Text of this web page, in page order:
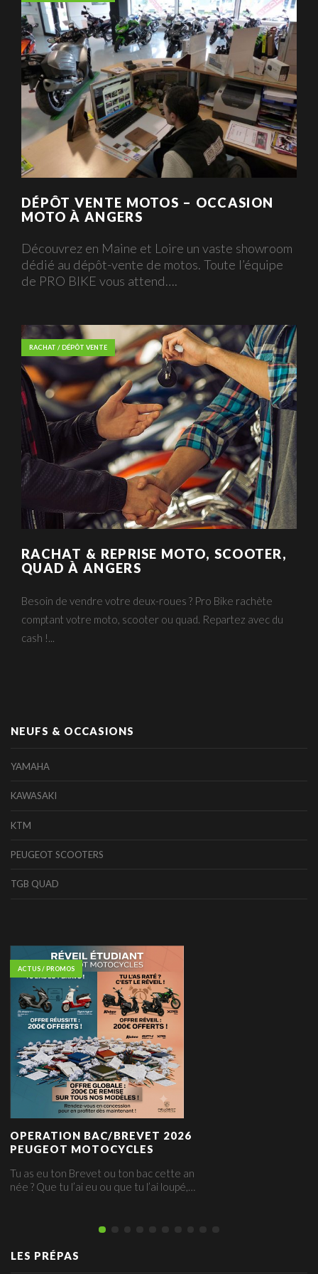
DÉPÔT VENTE MOTOS – OCCASION
MOTO À ANGERS
Découvrez en Maine et Loire un vaste showroom
dédié au dépôt-vente de motos. Toute l’équipe
de PRO BIKE vous attend….
RACHAT / DÉPÔT VENTE
RACHAT & REPRISE MOTO, SCOOTER,
QUAD À ANGERS
Besoin de vendre votre deux-roues ? Pro Bike rachète
comptant votre moto, scooter ou quad. Repartez avec du
cash !...
NEUFS & OCCASIONS
YAMAHA
KAWASAKI
KTM
PEUGEOT SCOOTERS
TGB QUAD
ACTUS / PROMOS
OPERATION BAC/BREVET 2026
PEUGEOT MOTOCYCLES
Tu as eu ton Brevet ou ton bac cette an
née ? Que tu l’ai eu ou que tu l’ai loupé,…
LES PRÉPAS